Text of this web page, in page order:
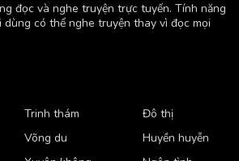
đọc và nghe truyện trực tuyến. Tính năng
có thể nghe truyện thay vì đọc mọi
Trinh thám
Võng du
Đô thị
Huyền huyễn